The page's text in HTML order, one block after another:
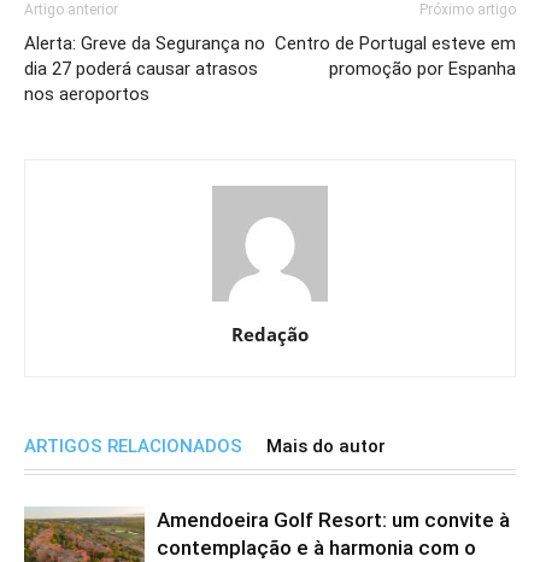
Artigo anterior
Alerta: Greve da Segurança no
dia 27 poderá causar atrasos
nos aeroportos
Próximo artigo
Centro de Portugal esteve em
promoção por Espanha
Redação
ARTIGOS RELACIONADOS Mais do autor
Amendoeira Golf Resort: um convite à
contemplação e à harmonia com o